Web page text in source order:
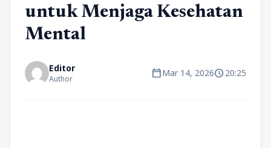
untuk Menjaga Kesehatan
Mental
Editor
Author calendar_todayMar 14, 2026schedule20:25